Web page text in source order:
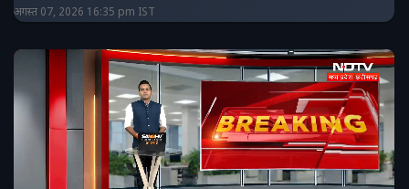
अगस्त 07, 2026 16:35 pm IST